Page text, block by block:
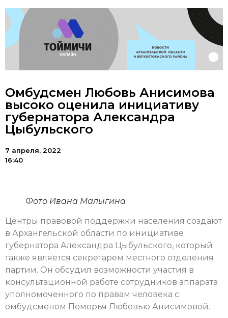
Омбудсмен Любовь Анисимова
высоко оценила инициативу
губернатора Александра
Цыбульского
7 апреля, 2022
16:40
Фото Ивана Малыгина
Центры правовой поддержки населения создают
в Архангельской области по инициативе
губернатора Александра Цыбульского, который
также является секретарем местного отделения
партии. Он обсудил возможности участия в
консультационной работе сотрудников аппарата
уполномоченного по правам человека с
омбудсменом Поморья Любовью Анисимовой.